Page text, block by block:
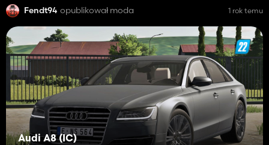
Fendt94 opublikował moda 1 rok temu
Audi A8 (IC)